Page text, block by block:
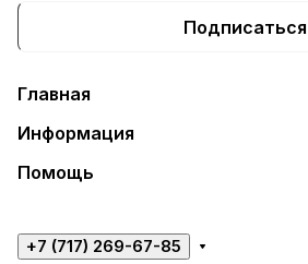
Подписаться
Главная
Информация
Помощь
+7 (717) 269-67-85